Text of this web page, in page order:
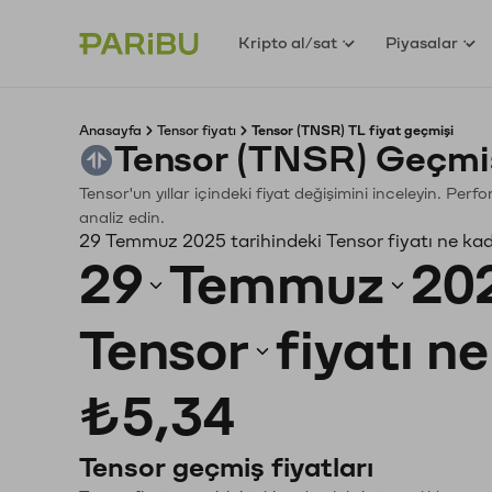
Kripto al/sat Piyasalar
Anasayfa Tensor fiyatı Tensor (TNSR) TL fiyat geçmişi
Tensor (TNSR)
Tensor'un yıllar içindeki fiyat değişimini inceleyin.
analiz edin.
29 Temmuz 2025 tarihindeki Tensor fiyatı ne
29 Temmuz
Tensor fiyatı
₺5,34
Tensor geçmiş fiyatları